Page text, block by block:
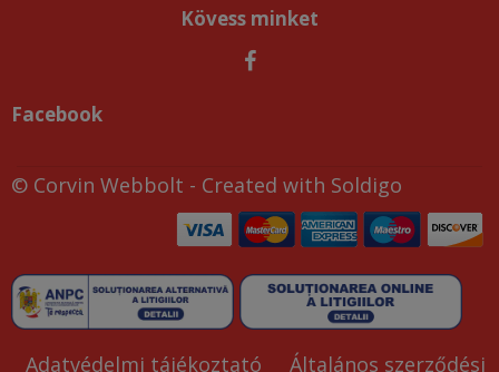
Kövess minket
Facebook
© Corvin Webbolt - Created with Soldigo
Adatvédelmi tájékoztató Általános szerződési